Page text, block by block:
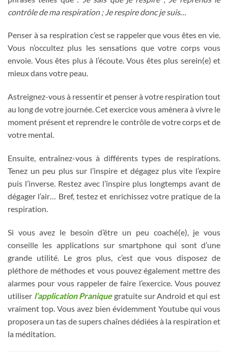
contrôle de ma respiration ; Je respire donc je suis…
Penser à sa respiration c’est se rappeler que vous êtes en vie.
Vous n’occultez plus les sensations que votre corps vous
envoie. Vous êtes plus à l’écoute. Vous êtes plus serein(e) et
mieux dans votre peau.
Astreignez-vous à ressentir et penser à votre respiration tout
au long de votre journée. Cet exercice vous amènera à vivre le
moment présent et reprendre le contrôle de votre corps et de
votre mental.
Ensuite, entraînez-vous à différents types de respirations.
Tenez un peu plus sur l’inspire et dégagez plus vite l’expire
puis l’inverse. Restez avec l’inspire plus longtemps avant de
dégager l’air… Bref, testez et enrichissez votre pratique de la
respiration.
Si vous avez le besoin d’être un peu coaché(e), je vous
conseille les applications sur smartphone qui sont d’une
grande utilité. Le gros plus, c’est que vous disposez de
pléthore de méthodes et vous pouvez également mettre des
alarmes pour vous rappeler de faire l’exercice. Vous pouvez
utiliser l’application Praniquegratuite sur Android et qui est
vraiment top. Vous avez bien évidemment Youtube qui vous
proposera un tas de supers chaînes dédiées à la respiration et
la méditation.